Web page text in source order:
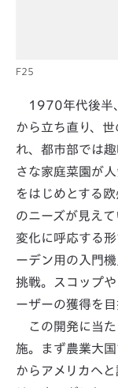
F25
1970年代後半
から立ち直り、
れ、都市部では
さな家庭菜園が
をはじめとする
のニーズが見え
変化に呼応する
ーデン用の入門
挑戦。スコップ
ーザーの獲得を目
この開発に当た
施。まず農業大
からアメリカへ